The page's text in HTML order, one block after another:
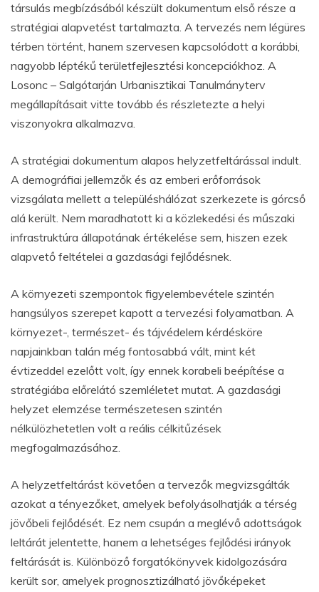
társulás megbízásából készült dokumentum első része a
stratégiai alapvetést tartalmazta. A tervezés nem légüres
térben történt, hanem szervesen kapcsolódott a korábbi,
nagyobb léptékű területfejlesztési koncepciókhoz. A
Losonc – Salgótarján Urbanisztikai Tanulmányterv
megállapításait vitte tovább és részletezte a helyi
viszonyokra alkalmazva.
A stratégiai dokumentum alapos helyzetfeltárással indult.
A demográfiai jellemzők és az emberi erőforrások
vizsgálata mellett a településhálózat szerkezete is górcső
alá került. Nem maradhatott ki a közlekedési és műszaki
infrastruktúra állapotának értékelése sem, hiszen ezek
alapvető feltételei a gazdasági fejlődésnek.
A környezeti szempontok figyelembevétele szintén
hangsúlyos szerepet kapott a tervezési folyamatban. A
környezet-, természet- és tájvédelem kérdésköre
napjainkban talán még fontosabbá vált, mint két
évtizeddel ezelőtt volt, így ennek korabeli beépítése a
stratégiába előrelátó szemléletet mutat. A gazdasági
helyzet elemzése természetesen szintén
nélkülözhetetlen volt a reális célkitűzések
megfogalmazásához.
A helyzetfeltárást követően a tervezők megvizsgálták
azokat a tényezőket, amelyek befolyásolhatják a térség
jövőbeli fejlődését. Ez nem csupán a meglévő adottságok
leltárát jelentette, hanem a lehetséges fejlődési irányok
feltárását is. Különböző forgatókönyvek kidolgozására
került sor, amelyek prognosztizálható jövőképeket